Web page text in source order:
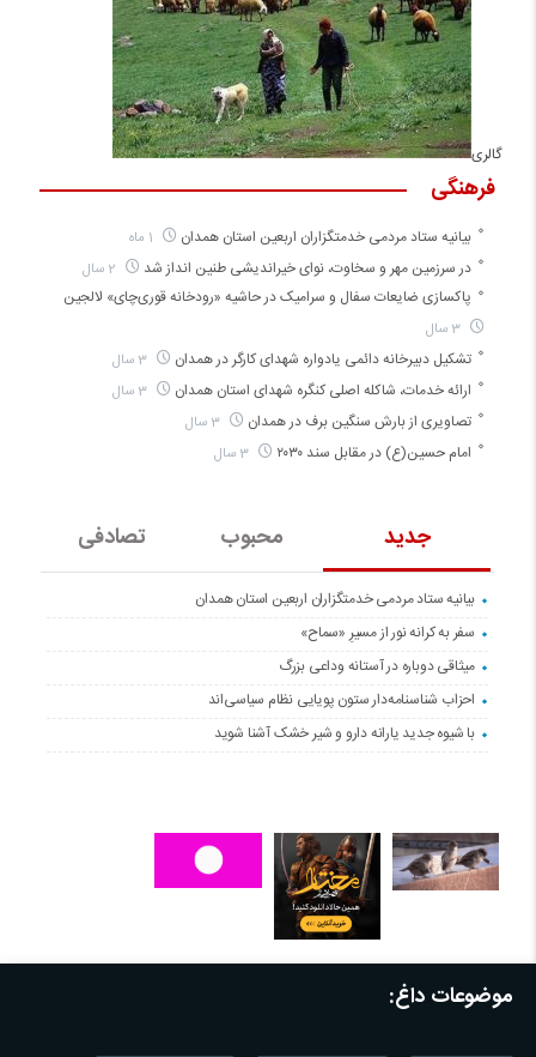
گالری
جدید محبوب تصادفی
بیانیه ستاد مردمی خدمتگزاران اربعین استان همدان
سفر به کرانه‌ نور از مسیرِ «سماح»
میثاقی دوباره در آستانه‌ وداعی بزرگ
احزاب شناسنامه‌دار ستون پویایی نظام سیاسی‌اند
با شیوه جدید یارانه دارو و شیر خشک آشنا شوید
فرهنگی
بیانیه ستاد مردمی خدمتگزاران اربعین استان همدان
در سرزمین مهر و سخاوت، نوای خیراندیشی طنین انداز شد
پاکسازی ضایعات سفال و سرامیک در حاشیه «رودخانه قوری‌چای» لالجین
3 سال
تشکیل دبیرخانه دائمی یادواره شهدای کارگر در همدان 3 سال
ارائه خدمات، شاکله اصلی کنگره شهدای استان همدان 3 سال
تصاویری از بارش سنگین برف در همدان 3 سال
امام حسین(ع) در مقابل سند ۲۰۳۰ 3 سال
موضوعات داغ: